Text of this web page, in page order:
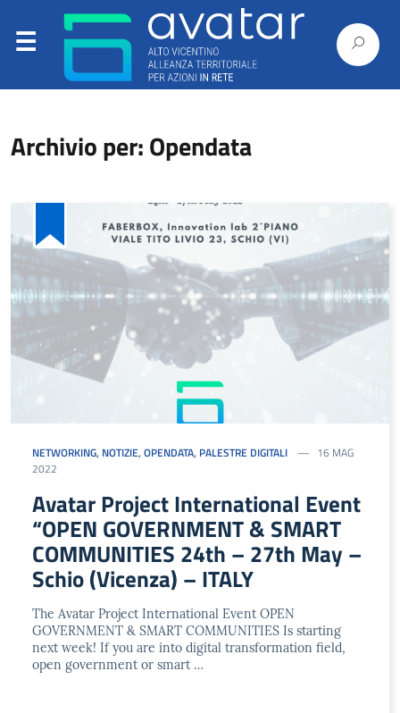
Archivio per: Opendata
NETWORKING, NOTIZIE, OPENDATA, PALESTRE DIGITALI
16 MAG
2022
Avatar Project International Event
“OPEN GOVERNMENT & SMART
COMMUNITIES 24th – 27th May –
Schio (Vicenza) – ITALY
The Avatar Project International Event OPEN
GOVERNMENT & SMART COMMUNITIES Is starting
next week! If you are into digital transformation field,
open government or smart …